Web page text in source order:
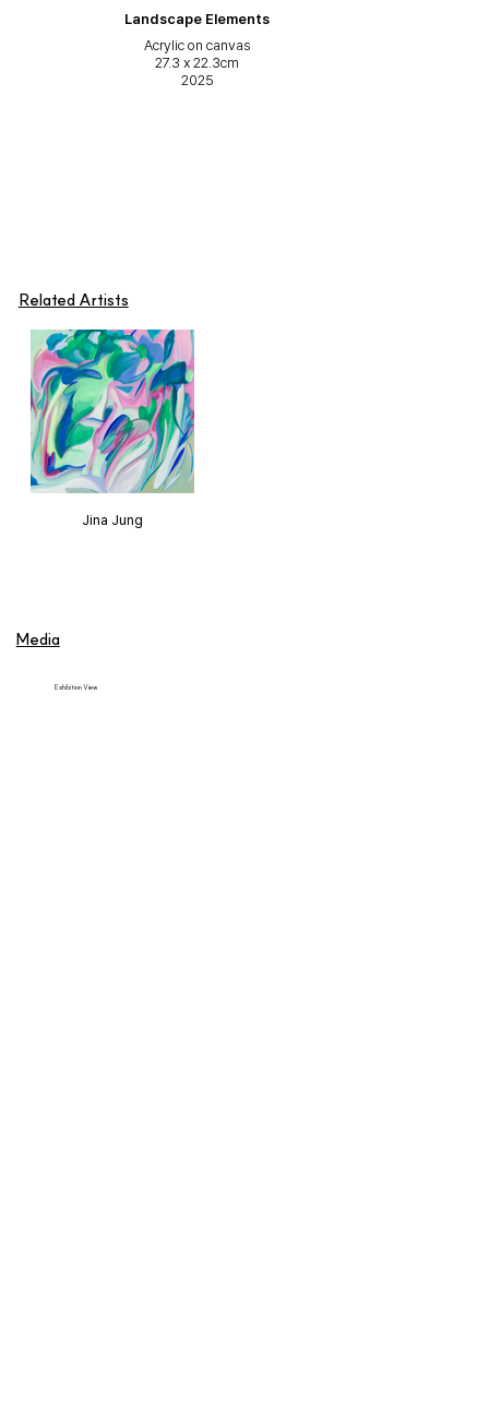
시각이 동시에 존재하거나, 반대로 시각 자체가 부재한 상태를 만든다. 관
점은 무한히 복제되고, 그 결과 전통적인 화폭에 담을 수 없었던 것들이 디
지털 환경에서 채집된다. 이렇게 모아진 장면과 관찰의 감각은 작가 특유
의 색채를 입고, 캔버스 위에서 새로운 화면으로 구축된다.
과 기억, 문화적 경험이 켜켜이 쌓여 이루어진 집합체고, 흑연이 만든 회색
힌 다채로운 시점과 감각의 가능성을, 흑연 작업은 다시 하나씩 걷어내어
구조와 골격만을 남기고, 풍경을 다시 처음부터 세워 올려보도록 한다. 관
람객은 색이 사라진 화면에 잔존하는 선과 면의 운동성을 따라가며 풍경이
란 무엇으로 성립하는지에 대한 질문과 다시금 마주하게 된다.
전시의 마지막 축은 매체의 전환에서 비롯된다. 형상과 시점을 탐구해온
작가에게 조각으로의 확장은 어쩌면 자연스러운 흐름이다. 2023년의 에
이어 이번 전시에서 선보이는 (2025)은 세라믹을 통해 구현된 새로운 풍
경의 단면이다. 공간 한쪽에서 벌어진 조형 실험은 화면 속에 있던 인식의
법칙들에 따르는 것으로 자연의 속성이며 풍경의 요소라고 할 수 있는 것
는 실험을 한 끝에 평면 속 풍경을 꺼내 우리 앞에 내려놓았다.
Landscape Elements
Acrylic on canvas
27.3 x 22.3cm
2025
Landscape Elements
Acrylic on canvas
27.3 x 22.3cm
2025
Landscape Elements
Acrylic on canvas
27.3 x 22.3cm
2025
Landscape Elements
Acrylic on canvas
27.3 x 22.3cm
2025
Landscape Elements
Acrylic on canvas
27.3 x 22.3cm
2025
Landscape Elements
Acrylic on canvas
27.3 x 22.3cm
2025
Landscape Elements
Acrylic on canvas
27.3 x 22.3cm
2025
Landscape Elements
Acrylic on canvas
27.3 x 22.3cm
2025
Landscape Elements
Acrylic on canvas
27.3 x 22.3cm
2025
Landscape Elements
Acrylic on canvas
27.3 x 22.3cm
2025
Landscape Elements
Acrylic on canvas
27.3 x 22.3cm
2025
Landscape Elements
Acrylic on canvas
27.3 x 22.3cm
2025
Landscape Elements
Acrylic on canvas
45.5 x 27.3cm
2025
Trees
Acrylic on canvas
45.5 x 45.5cm
2025
Rainbow Clouds
Acrylic on canvas
61 x 61cm
2025
Landscape Elements
Acrylic on canvas
145.4 x 84.4cm
2025
Landscape Elements
Acrylic on canvas
145.4 x 84.4cm
2025
Landscape Elements
Acrylic on canvas
145.4 x 84.4cm
2025
Landscape Elements
Acrylic on canvas
145.4 x 84.4cm
2025
Cloud Mountains
Acrylic on canvas
53 x 80.3cm
2025
Landscape Elements
Acrylic on canvas
80.3 x 53cm
2025
Landscape Elements
Acrylic on canvas
45.5 x 27.3cm
2025
Landscape Elements
Acrylic on canvas
45.5 x 27.3cm
2025
Forms in Sequence
Ceramics
Size varies per piece
2025
Forms in Sequence
Ceramics
Size varies per piece
2025
Related Artists
Jina Jung
Media
Exhibition View